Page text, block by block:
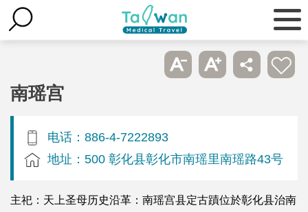
南瑶宫
电话：886-4-7222893
地址：500 彰化县彰化市南瑶里南瑶路43号
主祀：天上圣母历史沿革：南瑶宫县定古蹟位於彰化县治南